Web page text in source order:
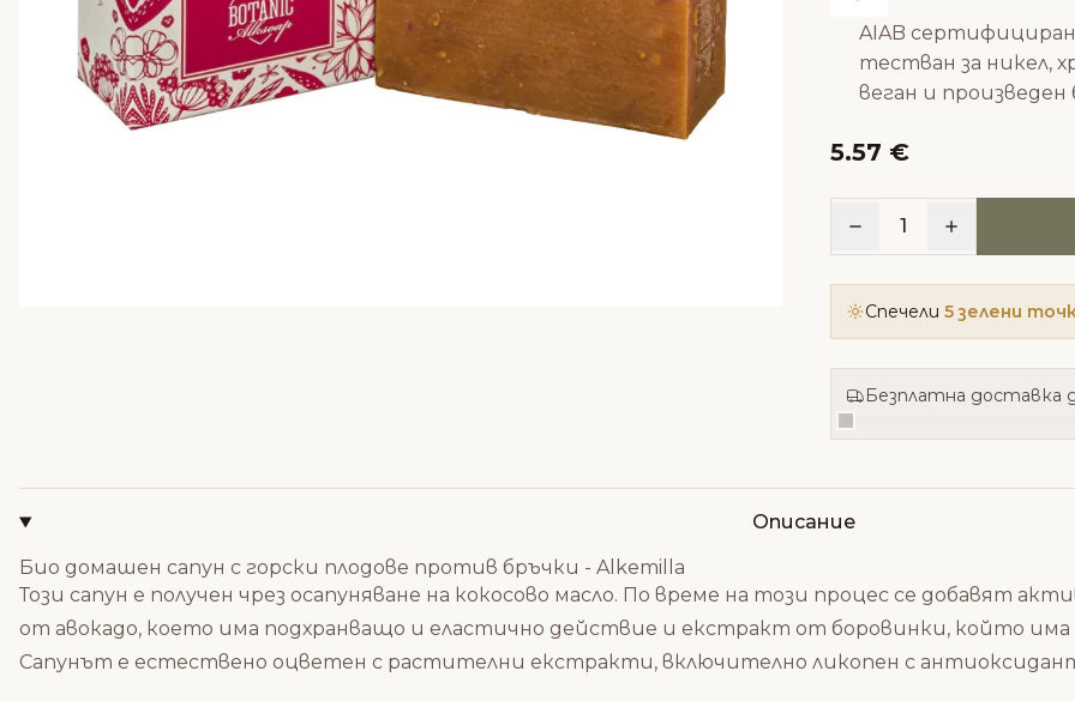
AIAB сертифициран
тестван за никел,
веган и
5.57 €
1
Спечели 5 зелени
Безплатна доставка
Описание
Био домашен сапун с горски плодове против бръчки - Alkemilla
Този сапун е получен чрез осапуняване на кокосово масло. По време на този процес се добавят
от авокадо, което има подхранващо и еластично действие и екстракт от боровинки, който
Сапунът е естествено оцветен с растителни екстракти, включително ликопен с